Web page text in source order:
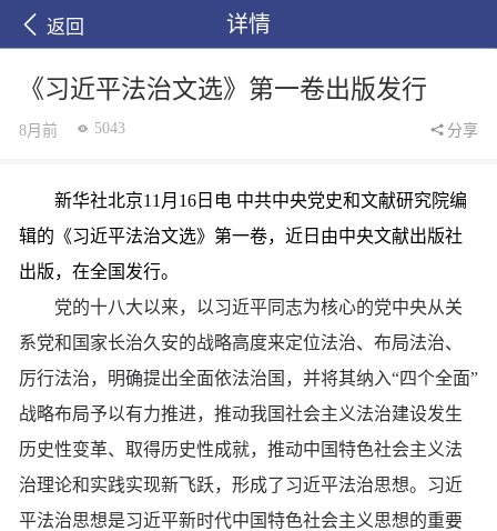
返回 详情
《习近平法治文选》第一卷出版发行
8月前 5043 分享
新华社北京11月16日电 中共中央党史和文献研究院编
辑的《习近平法治文选》第一卷，近日由中央文献出版社
出版，在全国发行。
党的十八大以来，以习近平同志为核心的党中央从关
系党和国家长治久安的战略高度来定位法治、布局法治、
厉行法治，明确提出全面依法治国，并将其纳入“四个全面”
战略布局予以有力推进，推动我国社会主义法治建设发生
历史性变革、取得历史性成就，推动中国特色社会主义法
治理论和实践实现新飞跃，形成了习近平法治思想。习近
平法治思想是习近平新时代中国特色社会主义思想的重要